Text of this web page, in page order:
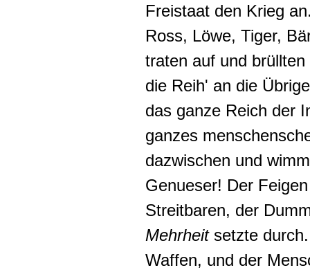
Freistaat den Krieg
Ross, Löwe, Tiger,
traten auf und
die Reih' an die
das ganze Reich der
ganzes
dazwischen und
Genueser! Der
Streitbaren, der
Mehrheitsetzte
Waffen, und der